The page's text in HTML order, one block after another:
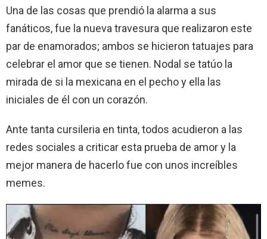
Una de las cosas que prendió la alarma a sus
fanáticos, fue la nueva travesura que realizaron este
par de enamorados; ambos se hicieron tatuajes para
celebrar el amor que se tienen. Nodal se tatúo la
mirada de si la mexicana en el pecho y ella las
iniciales de él con un corazón.
Ante tanta cursileria en tinta, todos acudieron a las
redes sociales a criticar esta prueba de amor y la
mejor manera de hacerlo fue con unos increíbles
memes.